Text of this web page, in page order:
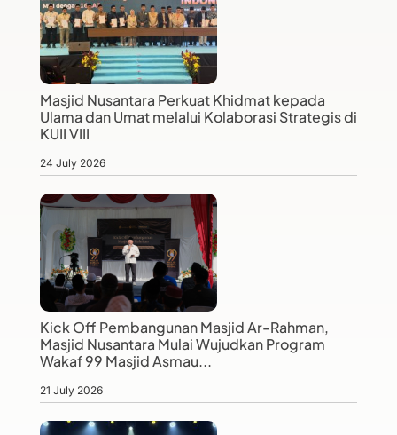
Masjid Nusantara Perkuat Khidmat kepada
Ulama dan Umat melalui Kolaborasi Strategis di
KUII VIII
24 July 2026
Kick Off Pembangunan Masjid Ar-Rahman,
Masjid Nusantara Mulai Wujudkan Program
Wakaf 99 Masjid Asmau...
21 July 2026